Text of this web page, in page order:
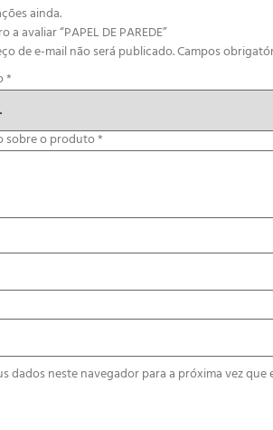
ainda.
a avaliar “PAPEL DE PAREDE”
de e-mail não será publicado.Campos
*
sobre o produto*
dados neste navegador para a próxima vez que